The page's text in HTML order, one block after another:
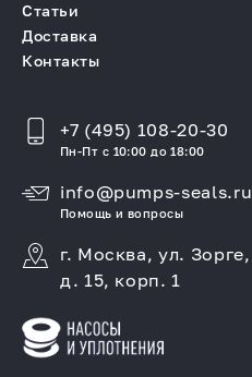
Статьи
Доставка
Контакты
+7 (495) 108-20-30
Пн-Пт с 10:00 до 18:00
info@pumps-seals.ru
Помощь и вопросы
г. Москва, ул. Зорге,
д. 15, корп. 1